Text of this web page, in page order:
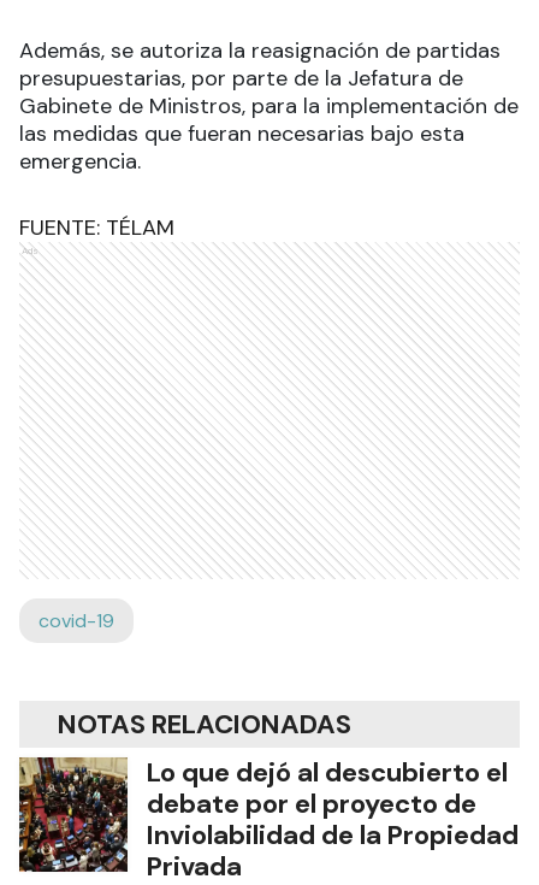
Además, se autoriza la reasignación de partidas
presupuestarias, por parte de la Jefatura de
Gabinete de Ministros, para la implementación de
las medidas que fueran necesarias bajo esta
emergencia.
FUENTE: TÉLAM
Ads
covid-19
NOTAS RELACIONADAS
Lo que dejó al descubierto el
debate por el proyecto de
Inviolabilidad de la Propiedad
Privada